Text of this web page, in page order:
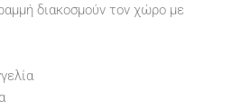
διακοσμούν τον χώρο με